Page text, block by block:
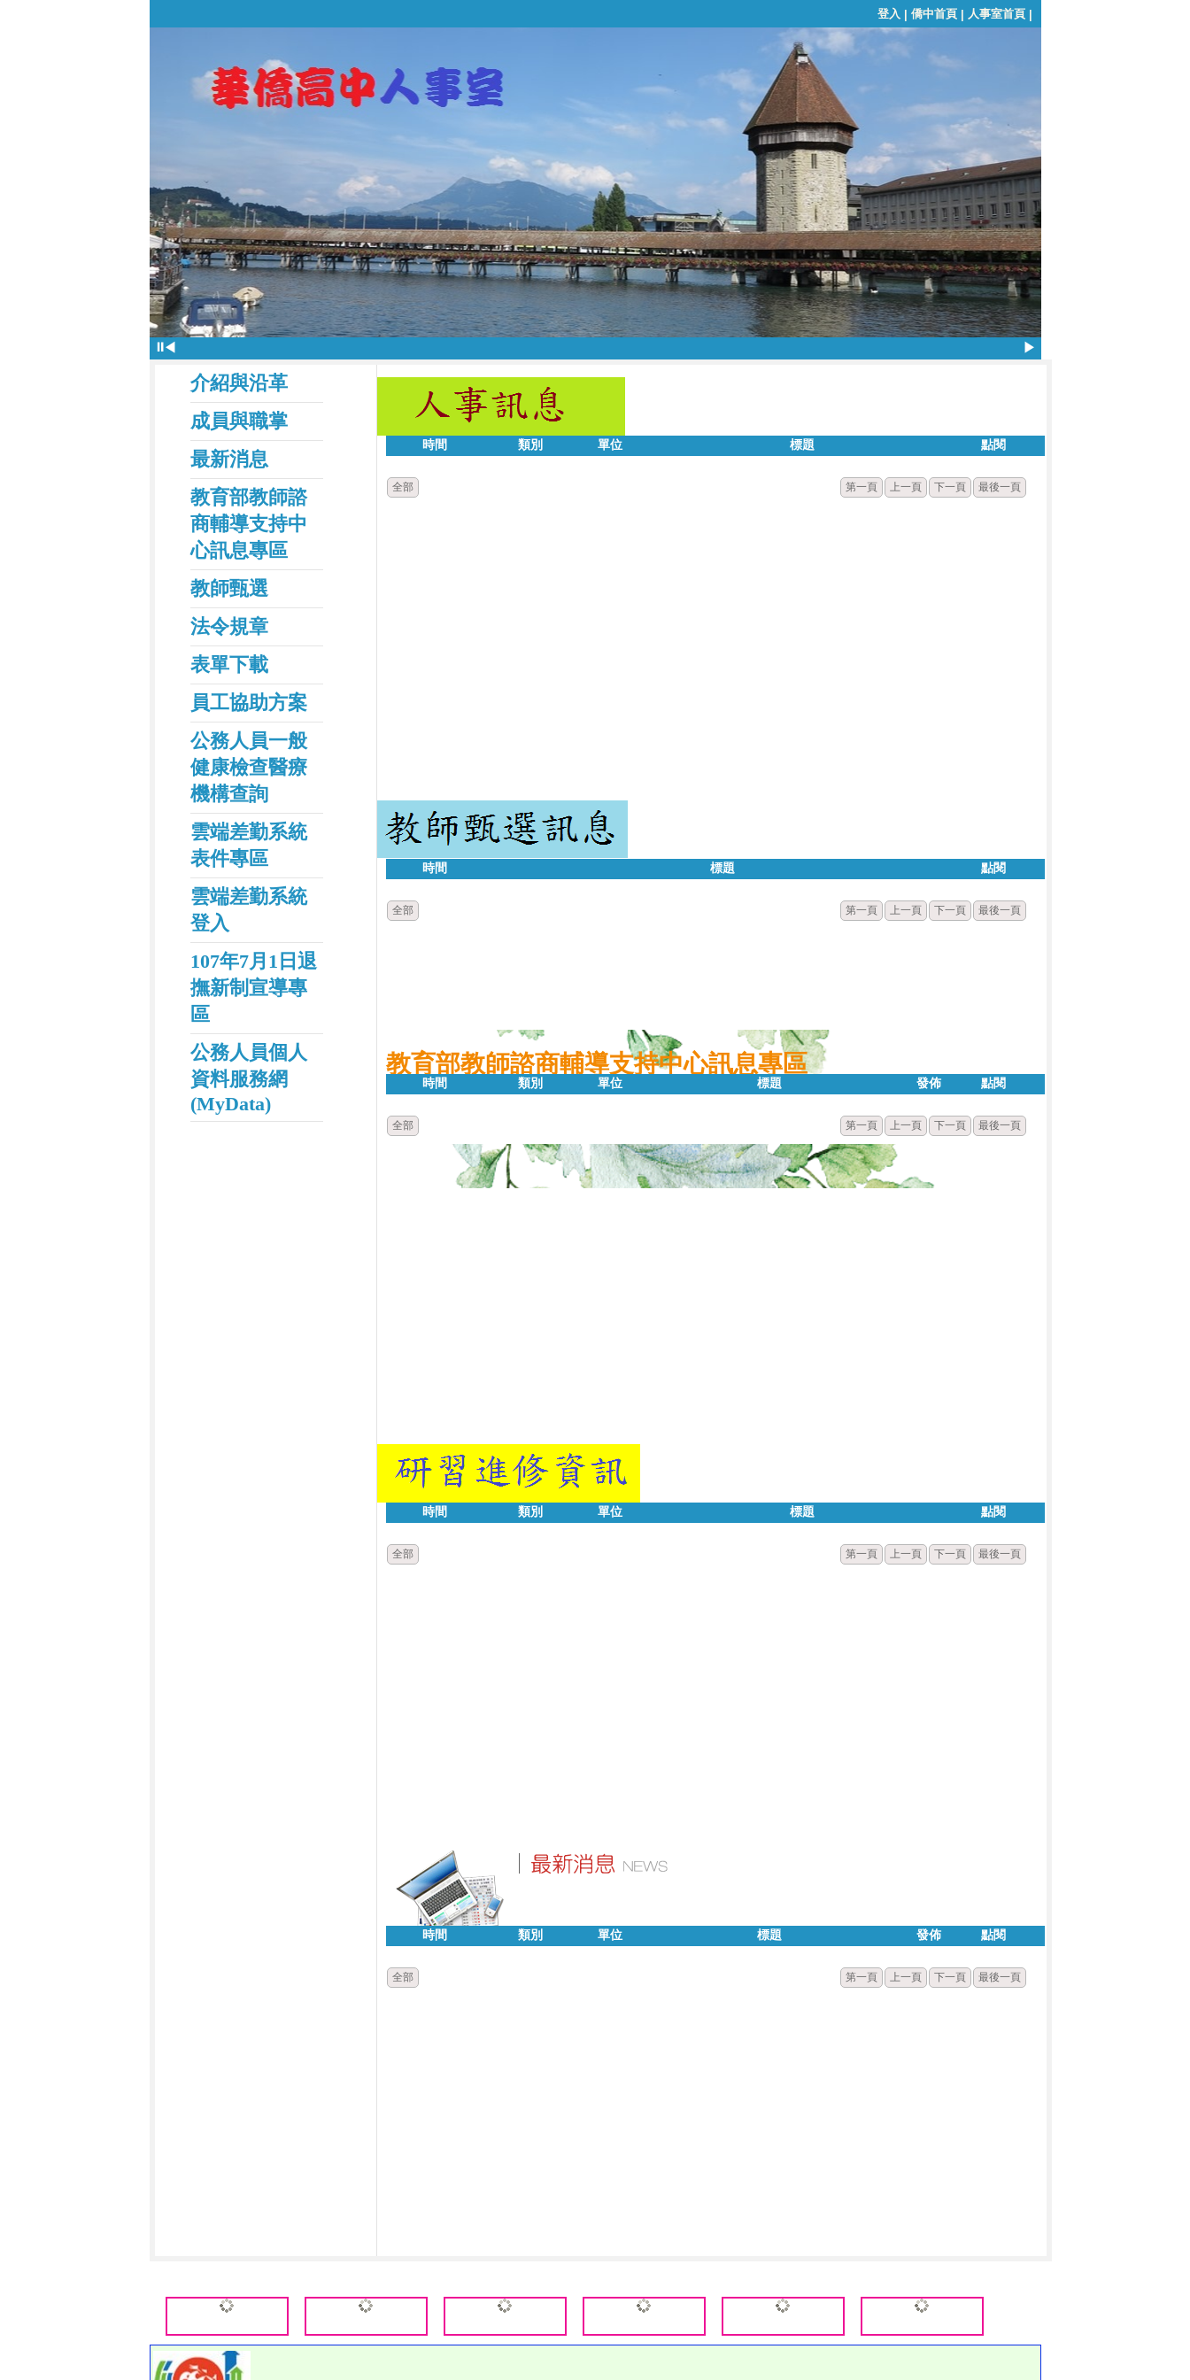
登入 | 僑中首頁| 人事室首頁|
⏸◀ ▶
介紹與沿革
成員與職掌
最新消息
教育部教師諮
商輔導支持中
心訊息專區
教師甄選
法令規章
表單下載
員工協助方案
公務人員一般
健康檢查醫療
機構查詢
雲端差勤系統
表件專區
雲端差勤系統
登入
107年7月1日退
撫新制宣導專
區
公務人員個人
資料服務網
(MyData)
時間 類別 單位 標題 點閱
全部 第一頁 上一頁 下一頁 最後一頁
時間 標題 點閱
全部 第一頁 上一頁 下一頁 最後一頁
教育部教師諮商輔導支持中心訊息專區
時間 類別 單位 標題 發佈 點閱
全部 第一頁 上一頁 下一頁 最後一頁
時間 類別 單位 標題 點閱
全部 第一頁 上一頁 下一頁 最後一頁
時間 類別 單位 標題 發佈 點閱
全部 第一頁 上一頁 下一頁 最後一頁